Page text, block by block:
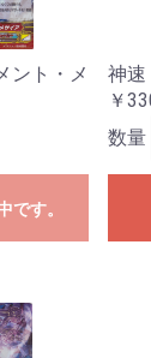
ント・メ
です。
神速
￥
数量